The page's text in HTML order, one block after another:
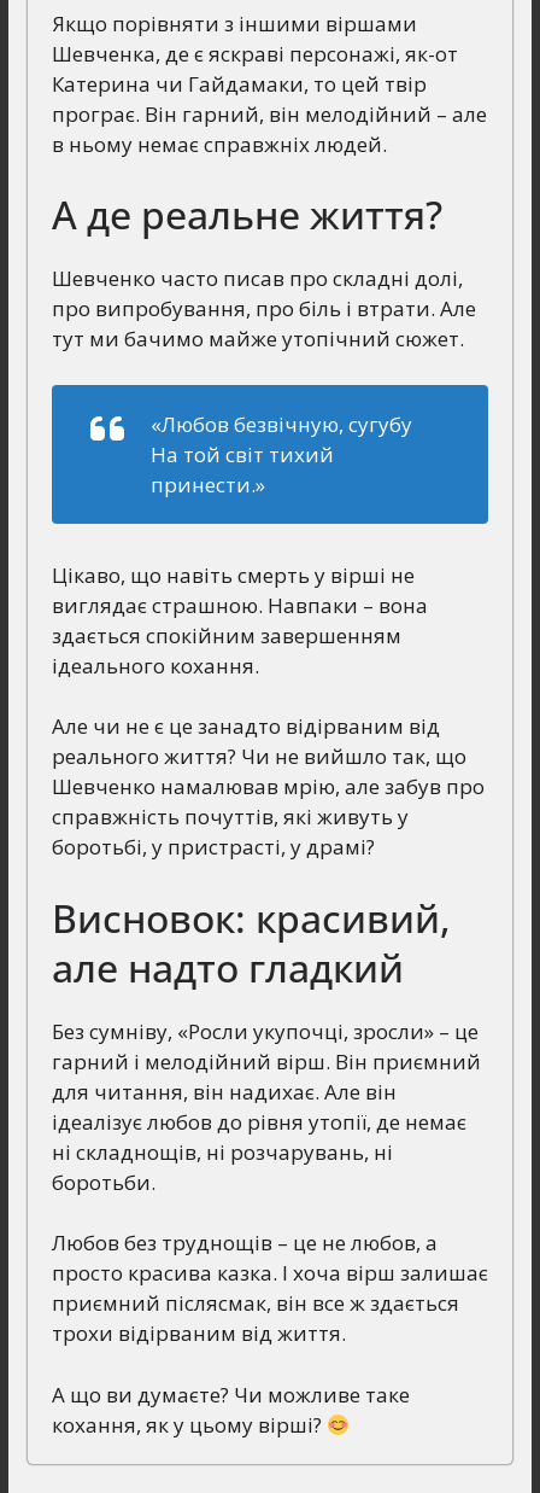
Якщо порівняти з іншими віршами
Шевченка, де є яскраві персонажі, як-от
Катерина чи Гайдамаки, то цей твір
програє. Він гарний, він мелодійний – але
в ньому немає справжніх людей.
А де реальне життя?
Шевченко часто писав про складні долі,
про випробування, про біль і втрати. Але
тут ми бачимо майже утопічний сюжет.
«Любов безвічную, сугубу
На той світ тихий
принести.»
Цікаво, що навіть смерть у вірші не
виглядає страшною. Навпаки – вона
здається спокійним завершенням
ідеального кохання.
Але чи не є це занадто відірваним від
реального життя? Чи не вийшло так, що
Шевченко намалював мрію, але забув про
справжність почуттів, які живуть у
боротьбі, у пристрасті, у драмі?
Висновок: красивий,
але надто гладкий
Без сумніву, «Росли укупочці, зросли» – це
гарний і мелодійний вірш. Він приємний
для читання, він надихає. Але він
ідеалізує любов до рівня утопії, де немає
ні складнощів, ні розчарувань, ні
боротьби.
Любов без труднощів – це не любов, а
просто красива казка. І хоча вірш залишає
приємний післясмак, він все ж здається
трохи відірваним від життя.
А що ви думаєте? Чи можливе таке
кохання, як у цьому вірші?